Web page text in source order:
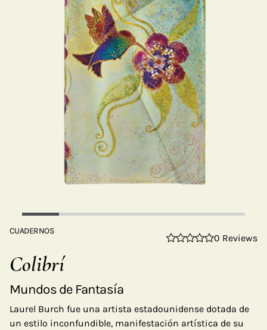
CUADERNOS
0 Reviews
Colibrí
Mundos de Fantasía
Laurel Burch fue una artista estadounidense dotada de
un estilo inconfundible, manifestación artística de su